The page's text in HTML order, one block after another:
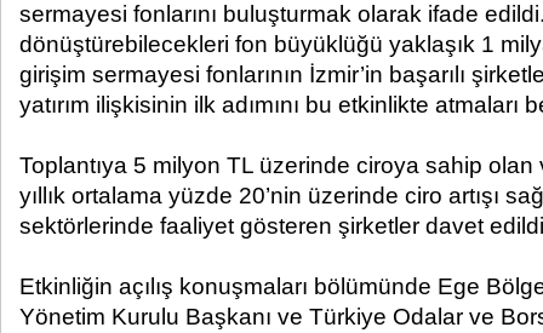
sermayesi fonlarını buluşturmak olarak ifade edildi.
dönüştürebilecekleri fon büyüklüğü yaklaşık 1
girişim sermayesi fonlarının İzmir’in başarılı
yatırım ilişkisinin ilk adımını bu etkinlikte atmaları
Toplantıya 5 milyon TL üzerinde ciroya sahip olan
yıllık ortalama yüzde 20’nin üzerinde ciro artışı
sektörlerinde faaliyet gösteren şirketler davet
Etkinliğin açılış konuşmaları bölümünde Ege
Yönetim Kurulu Başkanı ve Türkiye Odalar ve